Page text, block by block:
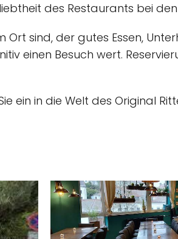
des Restaurants bei
Ort sind, der gutes Essen,
einen Besuch wert.
ein in die Welt des Original